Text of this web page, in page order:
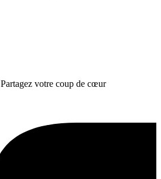
Partagez votre coup de cœur